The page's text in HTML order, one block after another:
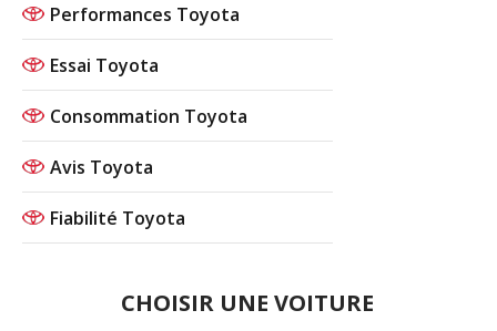
Performances Toyota
Essai Toyota
Consommation Toyota
Avis Toyota
Fiabilité Toyota
CHOISIR UNE VOITURE